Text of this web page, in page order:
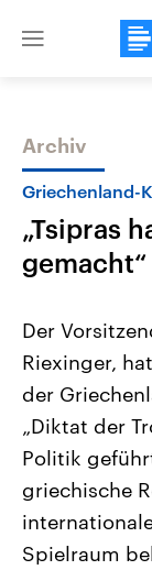
Close
Themen
Landtagswahl
2026
Alle
Sachsen-Anhalt
September 2026
Landtag. Seit
Bundesland von
CDU, SPD und
Umfragen,
undSendungen
Archiv
Griechenland-
„Tsipras
gemacht“
Der
Riexinger,
der
„Diktat der
Politik
griechische
Spielraum